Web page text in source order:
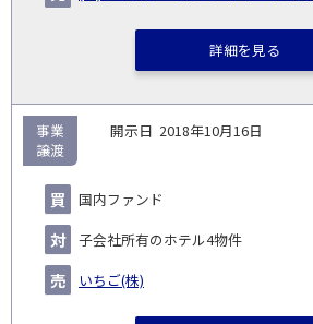
詳細を見る
2018年10月16日
国内ファンド
子会社所有のホテル4物件
いちご(株)
事業
譲渡